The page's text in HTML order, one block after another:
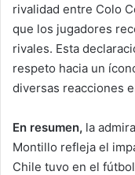
rivalidad entre Colo
que los jugadores
rivales. Esta
respeto hacia un
diversas reacciones
En resumen, la
Montillo refleja el
Chile tuvo en el